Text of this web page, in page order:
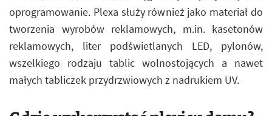
oprogramowanie. Plexa służy również jako materiał do
tworzenia wyrobów reklamowych, m.in. kasetonów
reklamowych, liter podświetlanych LED, pylonów,
wszelkiego rodzaju tablic wolnostojących a nawet
małych tabliczek przydrzwiowych z nadrukiem UV.